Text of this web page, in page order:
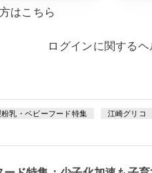
はこちら
ログインに関するヘ
乳・ベビーフード特集 江崎グリコ